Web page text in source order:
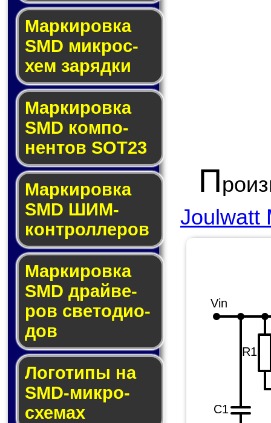
Маркировка
SMD мик­рос­
хем за­ряд­ки
Маркировка
SMD ком­по­
нен­тов SOT23
Маркировка
SMD ШИМ-
кон­трол­ле­ров
Маркировка
SMD драй­ве­
ров све­то­ди­о­
дов
Логотипы на
SMD-мик­ро­
схе­мах
П
Joulwatt
C1
Vin
R1